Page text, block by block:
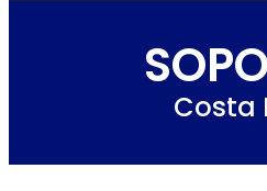
Costa